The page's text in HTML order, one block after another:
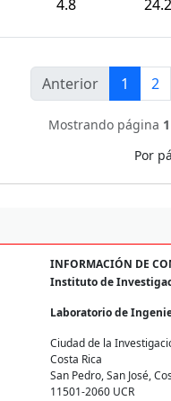
4.8
Anterior 1 2
Mostrando página 1
Por
INFORMACIÓN DE
Instituto de
Laboratorio de
Ciudad de la
Costa Rica
San Pedro, San José,
11501-2060 UCR